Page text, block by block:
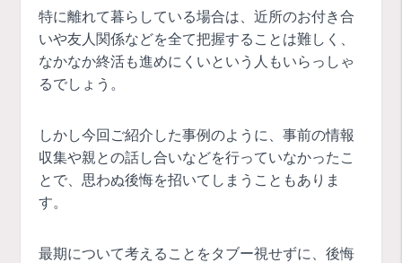
特に離れて暮らしている場合は、近所のお付き合
いや友人関係などを全て把握することは難しく、
なかなか終活も進めにくいという人もいらっしゃ
るでしょう。
しかし今回ご紹介した事例のように、事前の情報
収集や親との話し合いなどを行っていなかったこ
とで、思わぬ後悔を招いてしまうこともありま
す。
最期について考えることをタブー視せずに、後悔